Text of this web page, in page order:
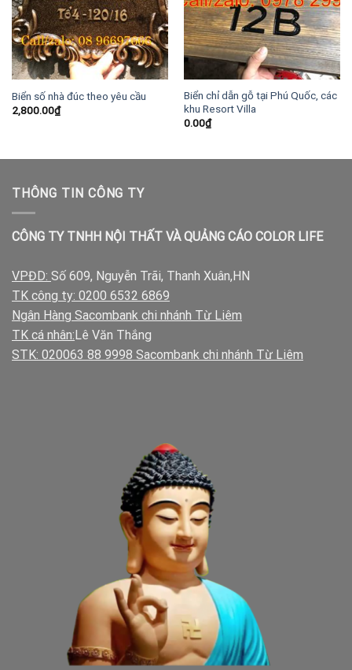
Biển số nhà đúc theo yêu cầu
2,800.00₫
Biển chỉ dẫn gỗ tại Phú Quốc, các
khu Resort Villa
0.00₫
THÔNG TIN CÔNG TY
CÔNG TY TNHH NỘI THẤT VÀ QUẢNG CÁO COLOR LIFE
VPĐD: Số 609, Nguyễn Trãi, Thanh Xuân,HN
TK công ty: 0200 6532 6869
Ngân Hàng Sacombank chi nhánh Từ Liêm
TK cá nhân:Lê Văn Thắng
STK: 020063 88 9998 Sacombank chi nhánh Từ Liêm